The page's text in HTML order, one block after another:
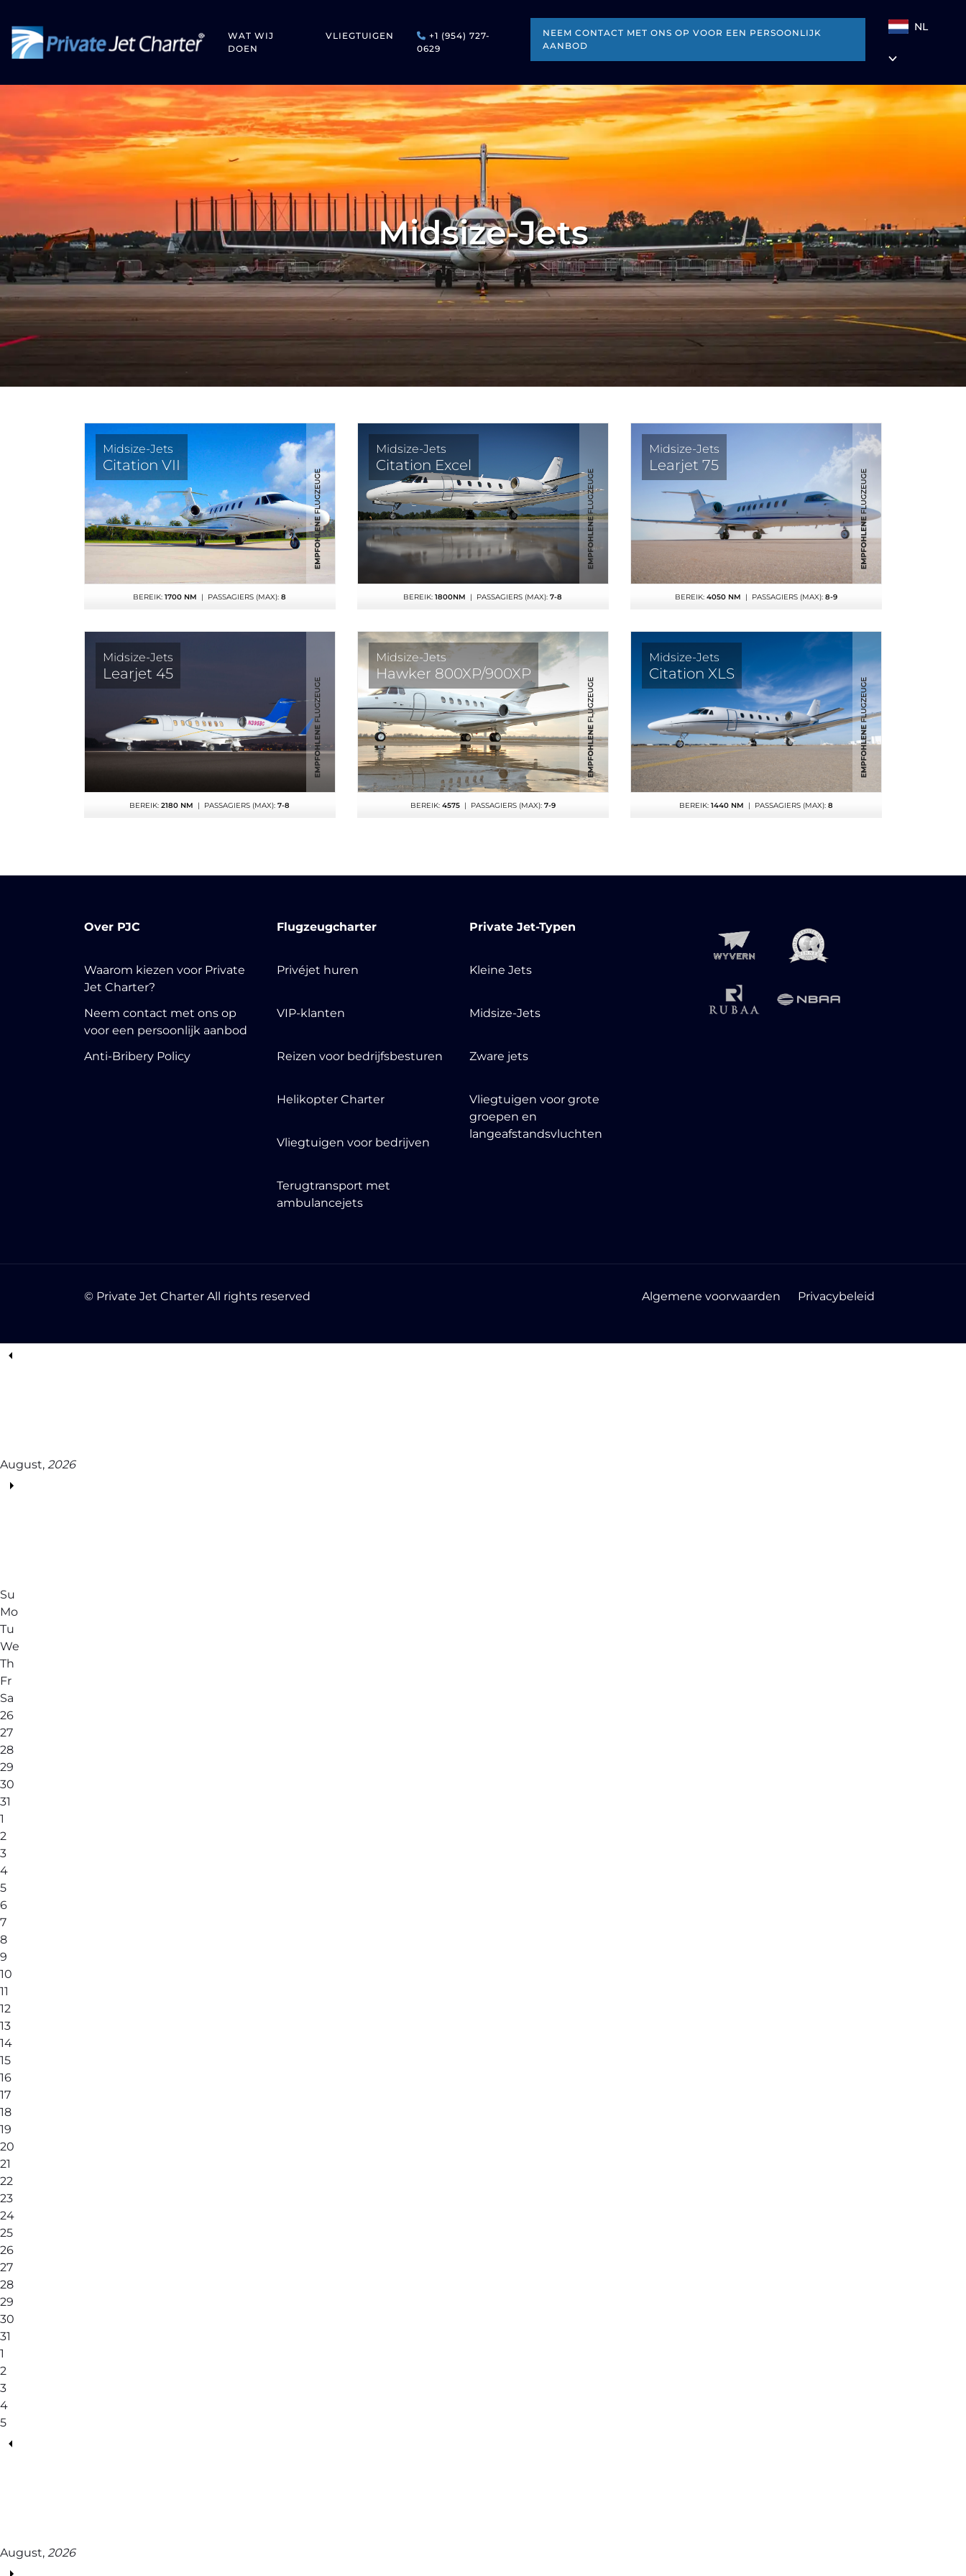
WAT WIJ
DOEN
VLIEGTUIGEN
+1 (954) 727-
0629
NEEM CONTACT MET ONS OP VOOR EEN PERSOONLIJK
AANBOD
NL
Midsize-Jets
Midsize-Jets
Citation VII
BEREIK:1700 NM | PASSAGIERS (MAX):8
Midsize-Jets
Citation Excel
BEREIK:1800NM | PASSAGIERS (MAX):7-8
Midsize-Jets
Learjet 75
BEREIK: 4050 NM | PASSAGIERS (MAX): 8-9
Midsize-Jets
Learjet 45
BEREIK:2180 NM | PASSAGIERS (MAX):7-8
Midsize-Jets
Hawker 800XP/900XP
BEREIK: 4575| PASSAGIERS (MAX): 7-9
Midsize-Jets
Citation XLS
BEREIK: 1440 NM | PASSAGIERS (MAX): 8
Over PJC
Waarom kiezen voor Private
Jet Charter?
Neem contact met ons op
voor een persoonlijk aanbod
Anti-Bribery Policy
Flugzeugcharter
Privéjet huren
VIP-klanten
Reizen voor bedrijfsbesturen
Helikopter Charter
Vliegtuigen voor bedrijven
Terugtransport met
ambulancejets
Private Jet-Typen
Kleine Jets
Midsize-Jets
Zware jets
Vliegtuigen voor grote
groepen en
langeafstandsvluchten
© Private Jet Charter All rights reserved Algemene voorwaarden Privacybeleid
August, 2026
Su
Mo
Tu
We
Th
Fr
Sa
26
27
28
29
30
31
1
2
3
4
5
6
7
8
9
10
11
12
13
14
15
16
17
18
19
20
21
22
23
24
25
26
27
28
29
30
31
1
2
3
4
5
August, 2026